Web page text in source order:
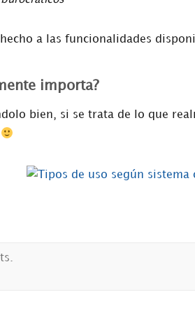
a las funcionalidades
importa?
bien, si se trata de lo que